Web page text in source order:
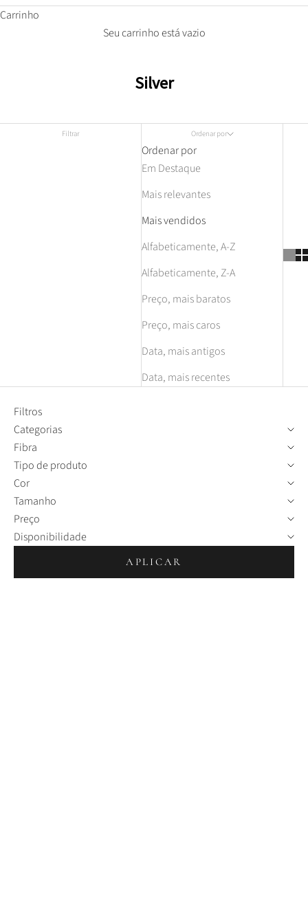
Carrinho
Seu carrinho está vazio
Silver
Filtrar Ordenar por
Ordenar por
Em Destaque
Mais relevantes
Mais vendidos
Alfabeticamente, A-Z
Alfabeticamente, Z-A
Preço, mais baratos
Preço, mais caros
Data, mais antigos
Data, mais recentes
Filtros
Categorias
Fibra
Tipo de produto
Cor
Tamanho
Preço
Disponibilidade
APLICAR